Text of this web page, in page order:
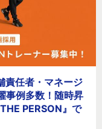
責任者・マネージ
例多数！随時昇
PERSON』で